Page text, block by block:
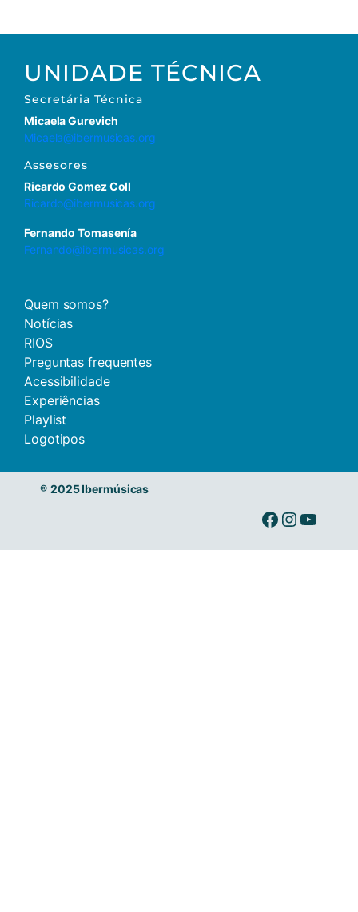
UNIDADE TÉCNICA
Secretária Técnica
Micaela Gurevich
Micaela@ibermusicas.org
Assesores
Ricardo Gomez Coll
Ricardo@ibermusicas.org
Fernando Tomasenía
Fernando@ibermusicas.org
Quem somos?
Notícias
RIOS
Preguntas frequentes
Acessibilidade
Experiências
Playlist
Logotipos
® 2025 Ibermúsicas
Ibermusicas no Facebook Ibermusicas no Instagram Ibermusicas no Youtube